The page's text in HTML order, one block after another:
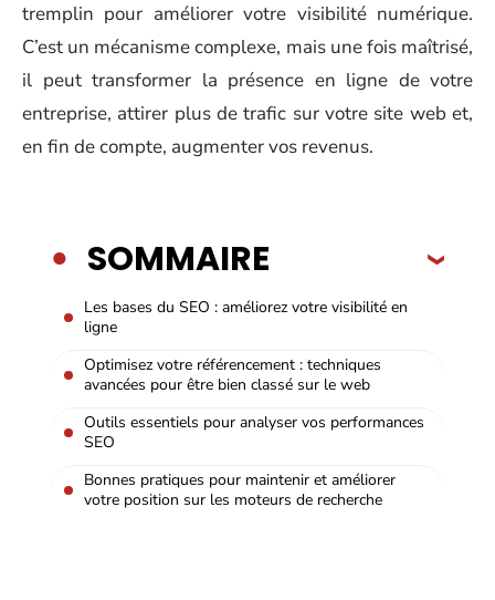
tremplin pour améliorer votre visibilité numérique.
C’est un mécanisme complexe, mais une fois maîtrisé,
il peut transformer la présence en ligne de votre
entreprise, attirer plus de trafic sur votre site web et,
en fin de compte, augmenter vos revenus.
SOMMAIRE
Les bases du SEO : améliorez votre visibilité en
ligne
Optimisez votre référencement : techniques
avancées pour être bien classé sur le web
Outils essentiels pour analyser vos performances
SEO
Bonnes pratiques pour maintenir et améliorer
votre position sur les moteurs de recherche